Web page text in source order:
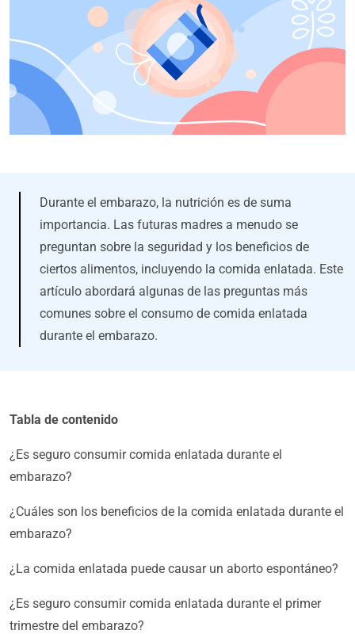
Durante el embarazo, la nutrición es de suma
importancia. Las futuras madres a menudo se
preguntan sobre la seguridad y los beneficios de
ciertos alimentos, incluyendo la comida enlatada. Este
artículo abordará algunas de las preguntas más
comunes sobre el consumo de comida enlatada
durante el embarazo.
Tabla de contenido
¿Es seguro consumir comida enlatada durante el
embarazo?
¿Cuáles son los beneficios de la comida enlatada durante el
embarazo?
¿La comida enlatada puede causar un aborto espontáneo?
¿Es seguro consumir comida enlatada durante el primer
trimestre del embarazo?